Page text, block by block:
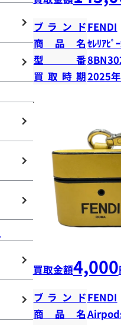
ブランドFENDI
商品名ｾﾚﾘｱﾋﾟ
型番
買取時期2025
買取金額4,000
ブランドFENDI
商品名